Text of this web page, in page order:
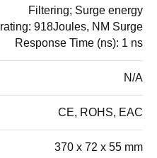
Filtering; Surge energy
rating: 918Joules, NM Surge
Response Time (ns): 1 ns
N/A
CE, ROHS, EAC
370 x 72 x 55 mm